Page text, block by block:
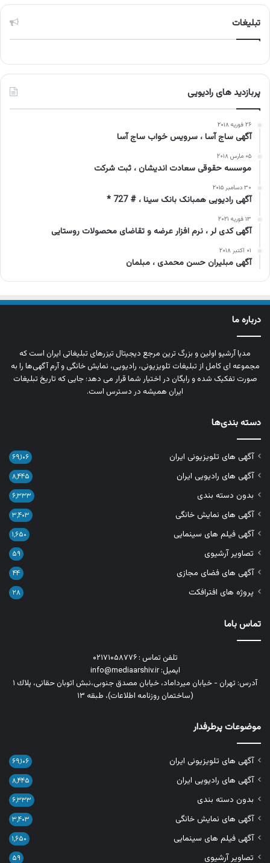
تبلیغات
پربازدید های رادیویی
۲۶ فوریه ۲۰۱۸
آگهی ساج آسا ، سرویس خواب ساج آسا
۰۵ مارس ۲۰۱۸
موسسه حقوقی سعادت اندیشان ، ثبت شرکت
۳۰ دسامبر ۲۰۱۵
آگهی رادیویی همبانک بانک سینا ، # 727 *
۱۳ فوریه ۲۰۲۱
آگهی کدی لر ، نرم افزار عرضه و تقاضای محصولات روستایی
۰۱ اکتبر ۲۰۱۸
آگهی مبلیران حسن محمدی ، مبلمان
درباره ما
مدیا آرشیو اولین و بزرگ‌ ترین مرجع دیجیتال تیزرهای تبلیغاتی ایران است که
مجموعه‌ ای کامل از تبلیغات تلویزیونی، رادیویی، نمایش خانگی و آرم‌ آگهی‌ها را به‌
صورت تفکیک‌ شده و رایگان در اختیار شما قرار می‌ دهد؛ جایی که تاریخ تبلیغات
ایران همیشه در دسترس است.
دسته بندی‌ها
آگهی های تلویزیونی ایران ۶۹,۱۰۶
آگهی های رادیویی ایران ۸,۴۴۵
بدون دسته بندی ۶,۳۳۳
آگهی های نمایش خانگی ۳,۴۰۳
آگهی فیلم های سینمایی ۱,۶۵۰
تصاویر آرشیوی ۵۹
آگهی های فضای مجازی ۴۴
پروژه های افترافکت ۲۸
تماس باما
تلفن تماس : ۰۲۱۷۱۰۵۸۷۷۶
ایمیل: info@mediaarshiv.ir
آدرس: تهران - خیابان میرداماد، خیابان مصدق جنوبی،نبش اتوبان حقانی، پلاك ١
(ساختمان روزنامه اطلاعات)، طبقه ۱۳
موضوعات پرطرفدار
آگهی های تلویزیونی ایران ۶۹,۱۰۶
آگهی های رادیویی ایران ۸,۴۴۵
بدون دسته بندی ۶,۳۳۳
آگهی های نمایش خانگی ۳,۴۰۳
آگهی فیلم های سینمایی ۱,۶۵۰
تصاویر آرشیوی ۵۹